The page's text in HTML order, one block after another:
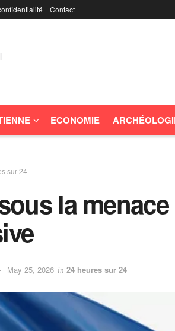
Contact
ECONOMIE
sur 24
la
May 25, 2026 in 24 heures sur 24